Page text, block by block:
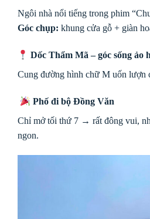
Ngôi nhà nổi tiếng trong phim
Góc chụp: khung cửa gỗ + giàn
Dốc Thẩm Mã – góc sống ảo
Cung đường hình chữ M uốn lượn
Phố đi bộ Đồng Văn
Chỉ mở tối thứ 7 → rất đông vui,
ngon.